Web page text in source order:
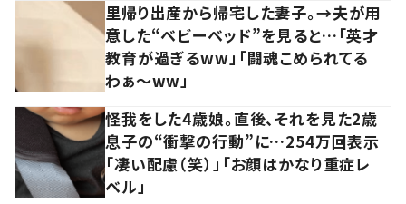
里帰り出産から帰宅した妻子。→夫が用
意した“ベビーベッド”を見ると…「英才
教育が過ぎるww」「闘魂こめられてる
わぁ～ww」
怪我をした4歳娘。直後、それを見た2歳
息子の“衝撃の行動”に…254万回表示
「凄い配慮（笑）」「お顔はかなり重症レ
ベル」